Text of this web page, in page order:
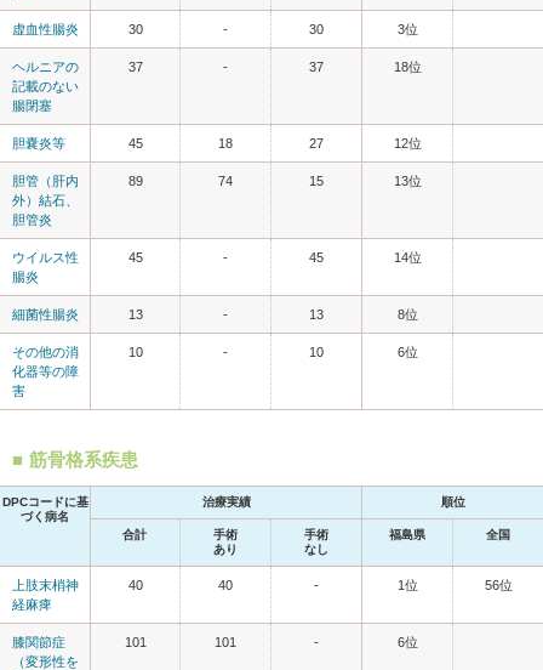
虚血性腸炎 30 - 30 3位
ヘルニアの
記載のない
腸閉塞
37 - 37 18位
胆嚢炎等 45 18 27 12位
胆管（肝内
外）結石、
胆管炎
89 74 15 13位
ウイルス性
腸炎
45 - 45 14位
細菌性腸炎 13 - 13 8位
その他の消
化器等の障
害
10 - 10 6位
筋骨格系疾患
DPCコードに基
づく病名
治療実績 順位
合計
手術
あり
手術
なし
福島県 全国
上肢末梢神
経麻痺
40 40 - 1位 56位
膝関節症
（変形性を
101 101 - 6位